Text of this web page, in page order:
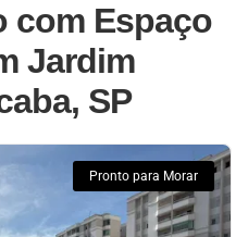
com Espaço
Jardim
SP
Pronto para Morar